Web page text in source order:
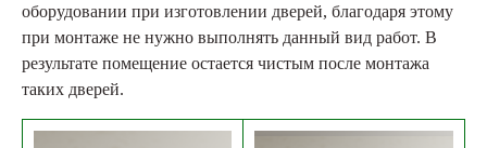
оборудовании при изготовлении дверей, благодаря этому
при монтаже не нужно выполнять данный вид работ. В
результате помещение остается чистым после монтажа
таких дверей.